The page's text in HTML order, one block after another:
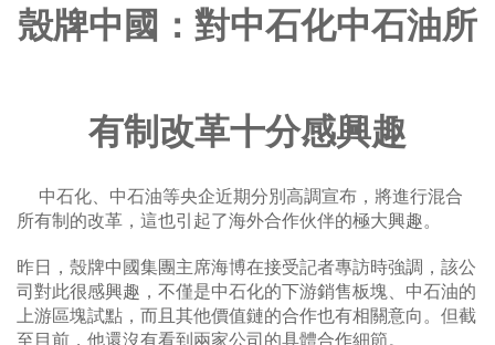
殼牌中國：對中石化中石油所
有制改革十分感興趣
中石化、中石油等央企近期分別高調宣布，將進行混合
所有制的改革，這也引起了海外合作伙伴的極大興趣。
昨日，殼牌中國集團主席海博在接受記者專訪時強調，該公
司對此很感興趣，不僅是中石化的下游銷售板塊、中石油的
上游區塊試點，而且其他價值鏈的合作也有相關意向。但截
至目前，他還沒有看到兩家公司的具體合作細節。